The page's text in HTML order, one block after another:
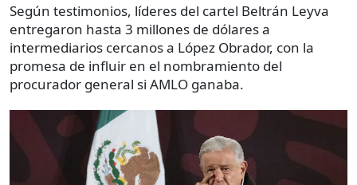
Según testimonios, líderes del cartel Beltrán Leyva
entregaron hasta 3 millones de dólares a
intermediarios cercanos a López Obrador, con la
promesa de influir en el nombramiento del
procurador general si AMLO ganaba.